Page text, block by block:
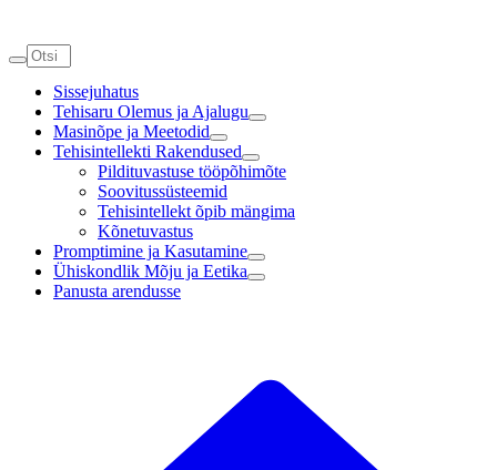
Sissejuhatus
Tehisaru Olemus ja Ajalugu
Masinõpe ja Meetodid
Tehisintellekti Rakendused
Pildituvastuse tööpõhimõte
Soovitussüsteemid
Tehisintellekt õpib mängima
Kõnetuvastus
Promptimine ja Kasutamine
Ühiskondlik Mõju ja Eetika
Panusta arendusse